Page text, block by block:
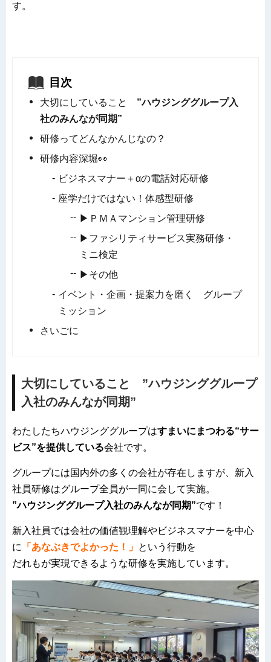
す。
目次
大切にしていること ”ハウジンググループ入
社のみんなが同期”
研修ってどんなかんじなの？
研修内容深堀👀
ビジネスマナー＋αの電話対応研修
座学だけではない！体感型研修
▶ＰＭＡマンション管理研修
▶ファシリティサービス実務研修・
ミニ検定
▶その他
イベント・企画・提案力を磨く グループ
ミッション
さいごに
大切にしていること ”ハウジンググループ
入社のみんなが同期”
わたしたちハウジンググループはすまいにまつわる“サー
ビス”を提供している会社です。
グループには国内外の多くの会社が存在しますが、新入
社員研修はグループ全員が一同に会して実施。
”ハウジンググループ入社のみんなが同期”です！
新入社員では会社の価値観理解やビジネスマナーを中心
に 「あなぶきでよかった！」 という行動を
だれもが実現できるような研修を実施しています。